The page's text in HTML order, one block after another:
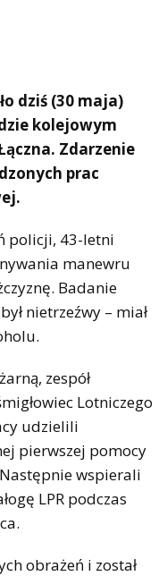
dziś (30 maja)
kolejowym
Zdarzenie
prac
policji, 43-letni
manewru
Badanie
nietrzeźwy – miał
zespół
Lotniczego
udzielili
pierwszej pomocy
wspierali
LPR podczas
obrażeń i został